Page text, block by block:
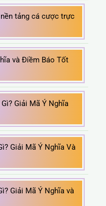
tảng cá cược trực
và Điềm Báo Tốt
Giải Mã Ý Nghĩa
Giải Mã Ý Nghĩa Và
Giải Mã Ý Nghĩa và